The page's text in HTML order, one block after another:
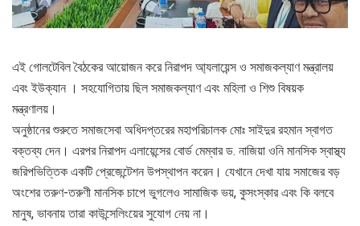
এই গোলটেবিল বৈঠকের আয়োজন করে নিরাপদ আ্যলায়েন্স ও সমাজকল্যাণ মন্ত্রালয়
এবং ইউক্যান । সহযোগিতায় ছিল সমাজকল্যাণ এবং মহিলা ও শিশু বিষয়ক
মন্ত্রণালয়।
অনুষ্ঠানের শুরুতে সমাজসেবা অধিদপ্তরের মহাপরিচালক মোঃ সাইদুর রহমান স্বাগত
বক্তব্য দেন। এরপর নিরাপদ এলায়েন্সের বোর্ড মেম্বার ড. নাজিয়া ওনি মানসিক স্বাস্থ্য
জরিপভিত্তিক একটি প্রেজেন্টেশন উপস্থাপন করেন। যেখানে দেখা যায় সমাজের বড়
অংশের তরুণ-তরুণী মানসিক চাপে ভুগলেও সামাজিক ভয়, কুসংস্কার এবং কি বলবে
মানুষ, ভাবনায় তারা কাউন্সেলিংয়ের সুযোগ নেয় না।